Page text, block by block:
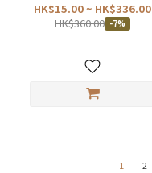
HK$15.00 ~ HK$336.00
HK$360.00 -7%
1 2